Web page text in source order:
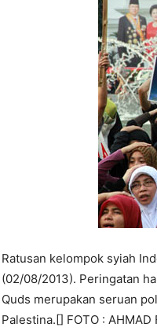
Ratusan kelompok syiah
(02/08/2013). Peringatan
Quds merupakan seruan
Palestina.[] FOTO : AHMAD